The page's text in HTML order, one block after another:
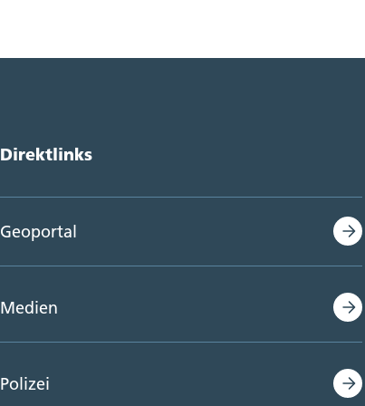
Direktlinks
Geoportal
Medien
Polizei